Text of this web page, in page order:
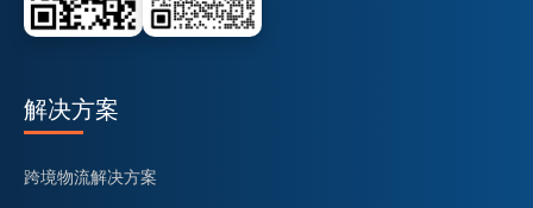
解决方案
跨境物流解决方案